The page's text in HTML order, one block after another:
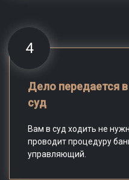
4
Дело передается
суд
Вам в суд ходить не
проводит процедуру
управляющий.